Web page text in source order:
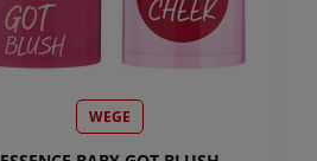
WEGE